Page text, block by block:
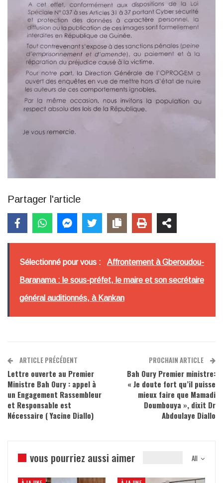
Partager l'article
Sélectionné pour vous : Affrontement à Gberoudou-
Baranama : le sous-préfet, le maire et son secrétaire
général auditionnés, à Kankan
ARTICLE PRÉCÉDENT
Lettre ouverte au Premier
Ministre Bah Oury : appel à
un Engagement Rassembleur
et Responsable est
Nécessaire ( Yacine Diallo)
PROCHAIN ARTICLE
Bah Oury Premier ministre:
« Je doute fort qu’il puisse
mieux faire que Mamadi
Doumbouya », dixit Dr
Abdoulaye Diallo
All
vous pourriez aussi aimer